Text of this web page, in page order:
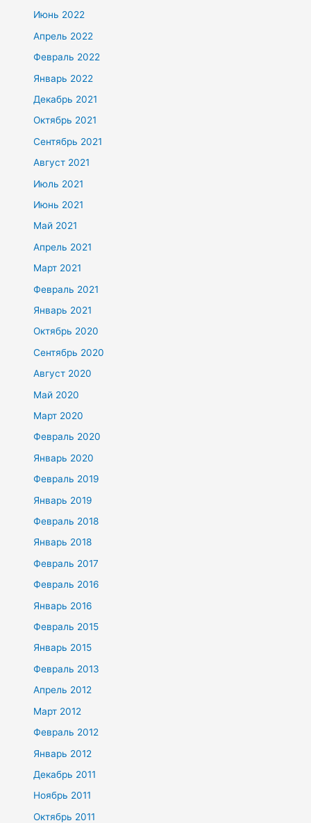
Июнь 2022
Апрель 2022
Февраль 2022
Январь 2022
Декабрь 2021
Октябрь 2021
Сентябрь 2021
Август 2021
Июль 2021
Июнь 2021
Май 2021
Апрель 2021
Март 2021
Февраль 2021
Январь 2021
Октябрь 2020
Сентябрь 2020
Август 2020
Май 2020
Март 2020
Февраль 2020
Январь 2020
Февраль 2019
Январь 2019
Февраль 2018
Январь 2018
Февраль 2017
Февраль 2016
Январь 2016
Февраль 2015
Январь 2015
Февраль 2013
Апрель 2012
Март 2012
Февраль 2012
Январь 2012
Декабрь 2011
Ноябрь 2011
Октябрь 2011